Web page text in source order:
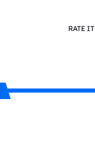
RATE IT